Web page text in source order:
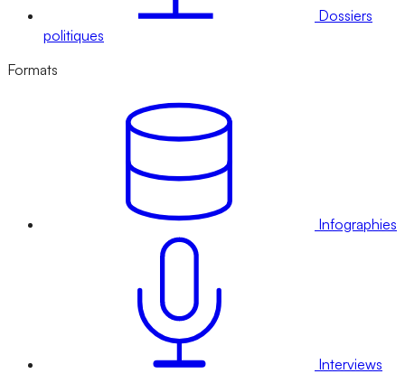
Dossiers
politiques
Formats
Infographies
Interviews